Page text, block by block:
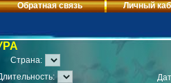
Обратная связь Личный
Страна: